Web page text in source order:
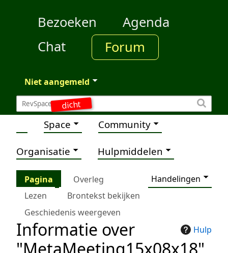
dicht
Bezoeken
Agenda
Chat
Forum
Niet aangemeld
Space Community
Organisatie Hulpmiddelen
Pagina Overleg
Handelingen
Lezen
Brontekst bekijken
Geschiedenis weergeven
Hulp
Informatie over